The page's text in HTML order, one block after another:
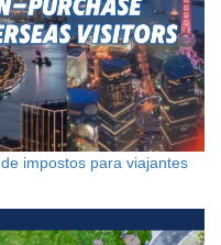
impostos para viajantes